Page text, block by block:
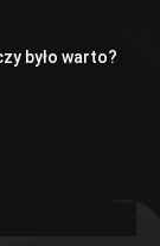
było warto?